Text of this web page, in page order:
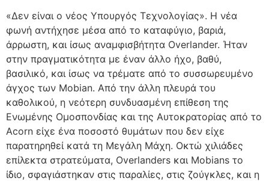
«Δεν είναι ο νέος Υπουργός Τεχνολογίας». Η νέα
φωνή αντήχησε μέσα από το καταφύγιο, βαριά,
άρρωστη, και ίσως αναμφισβήτητα Overlander. Ήταν
στην πραγματικότητα με έναν άλλο ήχο, βαθύ,
βασιλικό, και ίσως να τρέματε από το συσσωρευμένο
άγχος των Mobian. Από την άλλη πλευρά του
καθολικού, η νεότερη συνδυασμένη επίθεση της
Ενωμένης Ομοσπονδίας και της Αυτοκρατορίας από το
Acorn είχε ένα ποσοστό θυμάτων που δεν είχε
παρατηρηθεί κατά τη Μεγάλη Μάχη. Οκτώ χιλιάδες
επίλεκτα στρατεύματα, Overlanders και Mobians το
ίδιο, σφαγιάστηκαν στις παραλίες, στις ζούγκλες, και η